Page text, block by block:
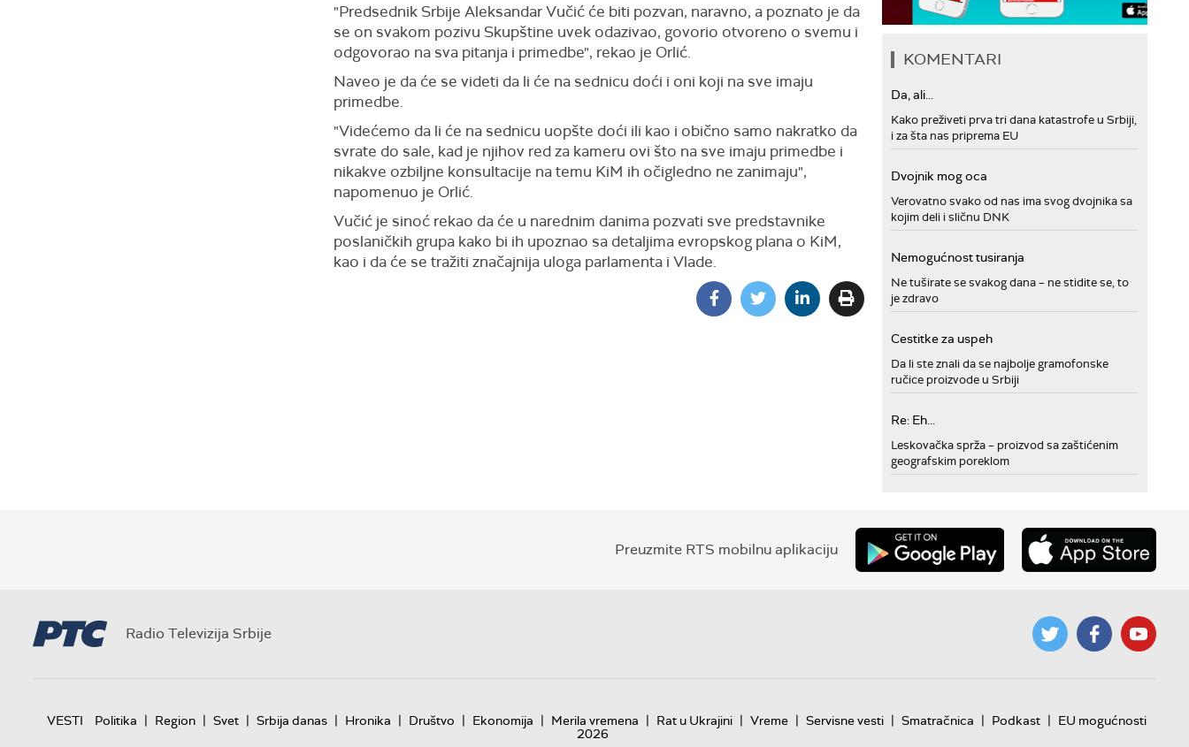
"Predsednik Srbije Aleksandar Vučić će biti pozvan, naravno, a poznato je da
se on svakom pozivu Skupštine uvek odazivao, govorio otvoreno o svemu i
odgovorao na sva pitanja i primedbe", rekao je Orlić.
Naveo je da će se videti da li će na sednicu doći i oni koji na sve imaju
primedbe.
"Videćemo da li će na sednicu uopšte doći ili kao i obično samo nakratko da
svrate do sale, kad je njihov red za kameru ovi što na sve imaju primedbe i
nikakve ozbiljne konsultacije na temu KiM ih očigledno ne zanimaju",
napomenuo je Orlić.
Vučić je sinoć rekao da će u narednim danima pozvati sve predstavnike
poslaničkih grupa kako bi ih upoznao sa detaljima evropskog plana o KiM,
kao i da će se tražiti značajnija uloga parlamenta i Vlade.
KOMENTARI
Da, ali...
Kako preživeti prva tri dana katastrofe u Srbiji,
i za šta nas priprema EU
Dvojnik mog oca
Verovatno svako od nas ima svog dvojnika sa
kojim deli i sličnu DNK
Nemogućnost tusiranja
Ne tuširate se svakog dana – ne stidite se, to
je zdravo
Cestitke za uspeh
Da li ste znali da se najbolje gramofonske
ručice proizvode u Srbiji
Re: Eh...
Leskovačka sprža – proizvod sa zaštićenim
geografskim poreklom
Preuzmite RTS mobilnu aplikaciju
Radio Televizija Srbije
VESTI Politika | Region | Svet | Srbija danas | Hronika | Društvo | Ekonomija | Merila vremena | Rat u Ukrajini | Vreme | Servisne vesti | Smatračnica | Podkast | EU mogućnosti
2026